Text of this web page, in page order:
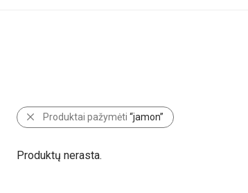
Produktai pažymėti “jamon”
Produktų nerasta.